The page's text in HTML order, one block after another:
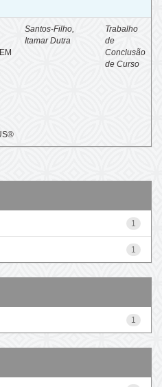
Santos-Filho,
Itamar Dutra
Trabalho
de
Conclusão
de Curso
1
1
1